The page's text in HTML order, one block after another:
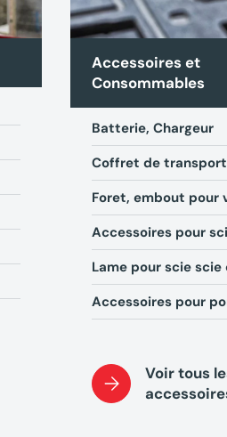
Accessoires et
Consommables
Batterie, Chargeur
Coffret de transport
Foret, embout pour
Accessoires pour
Lame pour scie
Accessoires pour
Voir tous